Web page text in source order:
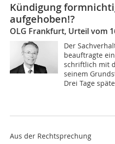
Kündigung
aufgehoben!?
OLG Frankfurt, Urteil vom
Der
beauftragte
schriftlich mit
seinem
Drei Tage
Aus der Rechtsprechung